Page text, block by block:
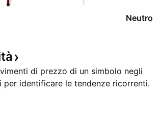
Neutro
di prezzo di un simbolo negli
per identificare le tendenze ricorrenti.